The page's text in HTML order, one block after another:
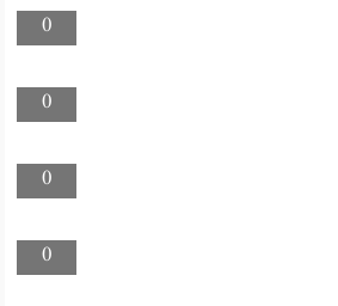
0
0
0
0